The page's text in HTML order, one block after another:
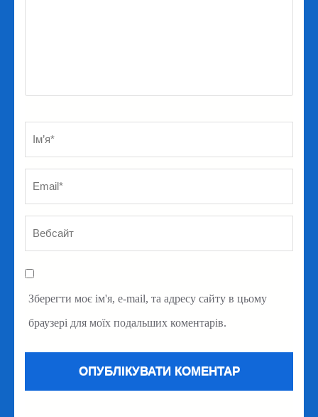
Ім’я *
Зберегти моє ім'я, e-mail, та адресу сайту в цьому
браузері для моїх подальших коментарів.